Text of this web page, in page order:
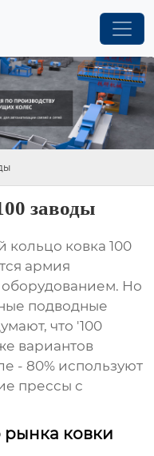
заводы
кольцо ковка 100
армия
Но
подводные
что '100
вариантов
- 80% используют
прессы с
рынка ковки